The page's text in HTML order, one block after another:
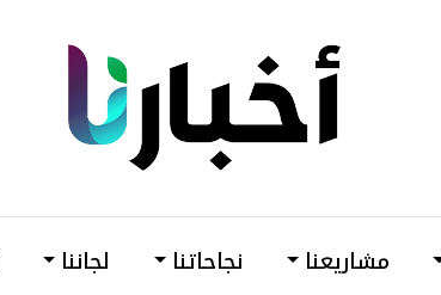
–
وحدة
مشاريعنا نجاحاتنا لجاننا